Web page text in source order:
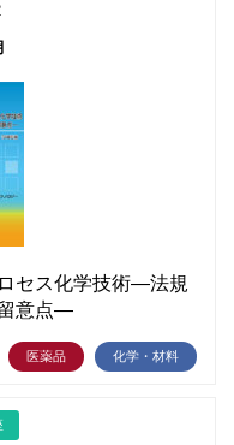
セス化学技術―法規
意点―
医薬品 化学・材料